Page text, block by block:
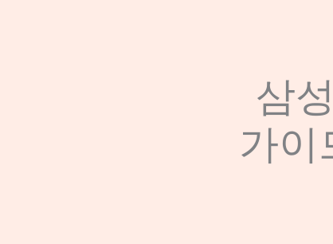
삼
가이